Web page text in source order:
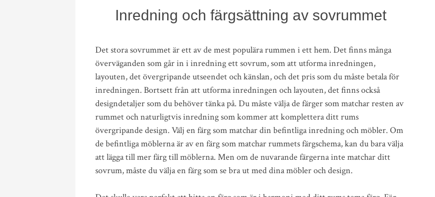
Inredning och färgsättning av sovrummet
Det stora sovrummet är ett av de mest populära rummen i ett hem. Det finns många
överväganden som går in i inredning ett sovrum, som att utforma inredningen,
layouten, det övergripande utseendet och känslan, och det pris som du måste betala för
inredningen. Bortsett från att utforma inredningen och layouten, det finns också
designdetaljer som du behöver tänka på. Du måste välja de färger som matchar resten av
rummet och naturligtvis inredning som kommer att komplettera ditt rums
övergripande design. Välj en färg som matchar din befintliga inredning och möbler. Om
de befintliga möblerna är av en färg som matchar rummets färgschema, kan du bara välja
att lägga till mer färg till möblerna. Men om de nuvarande färgerna inte matchar ditt
sovrum, måste du välja en färg som se bra ut med dina möbler och design.